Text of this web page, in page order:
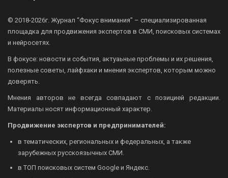
© 2018-2026г. Журнал “Фокус внимания” – специализированная
площадка для продвижения экспертов в СМИ, поисковых системах
и нейросетях.
В фокусе: новости и события, актуаьные проблемы и их решения,
полезные советы, лайфхаки и мнения экспертов, которым можно
доверять.
Мнения авторов не всегда совпадают с позицией редакции.
Материалы носят информационный характер.
Продвижение экспертов и предпринимателей:
в тематических, региональных и федеральных, а также
зарубежных русскоязычных СМИ.
в ТОП поисковых систем Google и Яндекс.